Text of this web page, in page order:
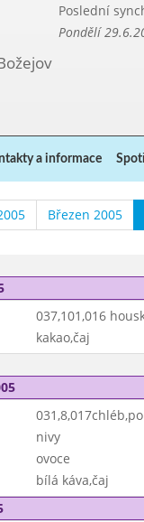
Poslední
Pondělí
a informace
Březen 2005
037,101,016
kakao,čaj
nivy
ovoce
bílá káva,čaj